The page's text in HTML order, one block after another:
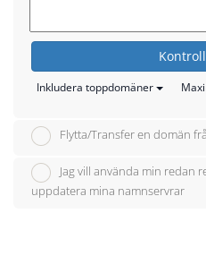
Inkludera toppdomäner
Flytta/Transfer en domän
Jag vill använda min redan
uppdatera mina namnservrar